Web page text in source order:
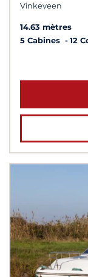
Vinkeveen
14.63 mètres
5 Cabines
12